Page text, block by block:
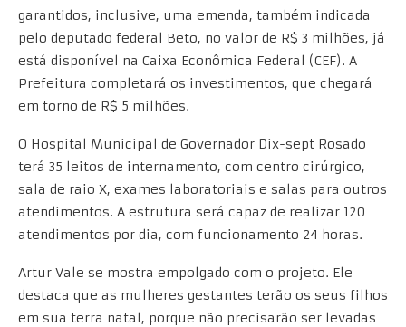
garantidos, inclusive, uma emenda, também indicada
pelo deputado federal Beto, no valor de R$ 3 milhões, já
está disponível na Caixa Econômica Federal (CEF). A
Prefeitura completará os investimentos, que chegará
em torno de R$ 5 milhões.
O Hospital Municipal de Governador Dix-sept Rosado
terá 35 leitos de internamento, com centro cirúrgico,
sala de raio X, exames laboratoriais e salas para outros
atendimentos. A estrutura será capaz de realizar 120
atendimentos por dia, com funcionamento 24 horas.
Artur Vale se mostra empolgado com o projeto. Ele
destaca que as mulheres gestantes terão os seus filhos
em sua terra natal, porque não precisarão ser levadas